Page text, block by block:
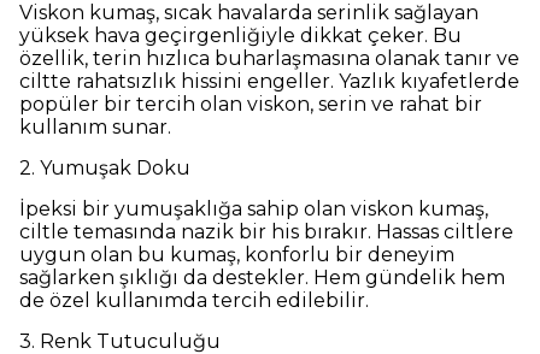
Viskon kumaş, sıcak havalarda serinlik sağlayan
yüksek hava geçirgenliğiyle dikkat çeker. Bu
özellik, terin hızlıca buharlaşmasına olanak tanır ve
ciltte rahatsızlık hissini engeller. Yazlık kıyafetlerde
popüler bir tercih olan viskon, serin ve rahat bir
kullanım sunar.
2. Yumuşak Doku
İpeksi bir yumuşaklığa sahip olan viskon kumaş,
ciltle temasında nazik bir his bırakır. Hassas ciltlere
uygun olan bu kumaş, konforlu bir deneyim
sağlarken şıklığı da destekler. Hem gündelik hem
de özel kullanımda tercih edilebilir.
3. Renk Tutuculuğu